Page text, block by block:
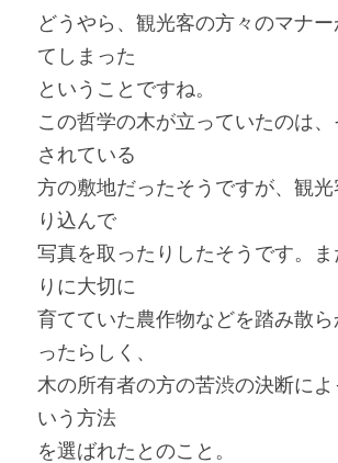
どうやら、観光客の方々のマナ
てしまった
ということですね。
この哲学の木が立っていたのは
されている
方の敷地だったそうですが、観光
り込んで
写真を取ったりしたそうです。
りに大切に
育てていた農作物などを踏み散ら
ったらしく、
木の所有者の方の苦渋の決断によ
いう方法
を選ばれたとのこと。